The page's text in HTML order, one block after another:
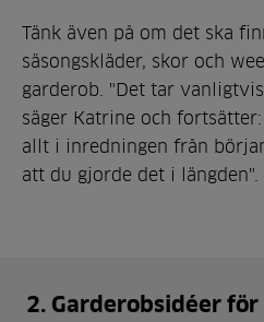
Tänk även på om det ska
säsongskläder, skor och
garderob. "Det tar
säger Katrine och
allt i inredningen från
att du gjorde det i längden".
2. Garderobsidéer